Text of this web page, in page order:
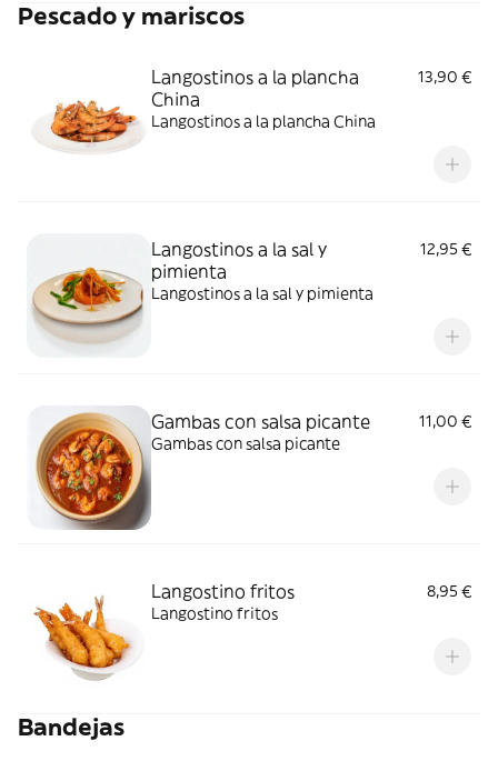
Pescado y mariscos
Langostinos a la plancha
China
13,90 €
Langostinos a la plancha China
Langostinos a la sal y
pimienta
12,95 €
Langostinos a la sal y pimienta
Gambas con salsa picante
11,00 €
Gambas con salsa picante
Langostino fritos
8,95 €
Langostino fritos
Bandejas